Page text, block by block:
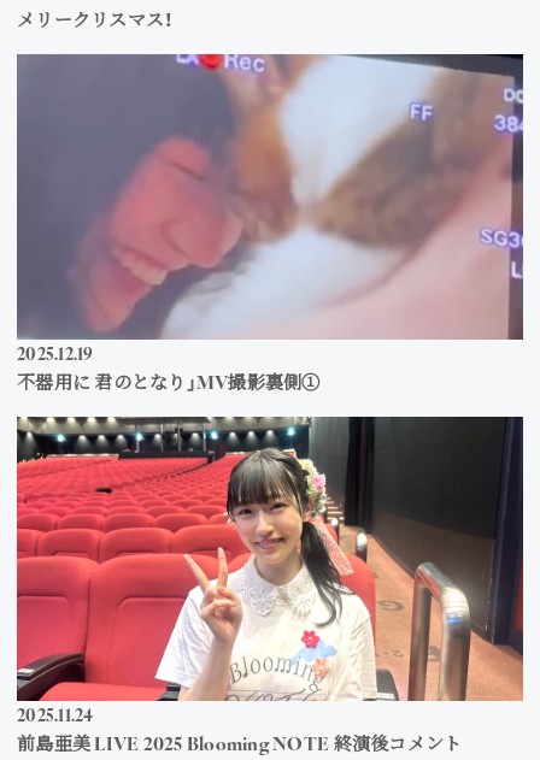
Photo
Movie
Wallpaper
Voice
回想録
メリークリスマス！
2025 12 19
不器用に 君のとなり」MV撮影裏側①
2025 11 24
前島亜美 LIVE 2025 Blooming NOTE 終演後コメント